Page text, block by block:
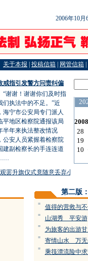
2006年10月
关于本报 投稿信箱 网管信箱
戒指引发警方问责纠偏
谢！谢谢你们及时指
们执法中的不足。”近
海宁市公安局专门派人
平地区检察院通报该局
半年来执法整改情况
公安人员紧握着检察院
建副检察长的手连连道
罢升旗仪式竟随意丢弃小国旗
第二版
= 值得的营救与
= 山湖秀 平安游
= 为旅客的出游
= 寄情山水 万无
= 乘筏漂流险中